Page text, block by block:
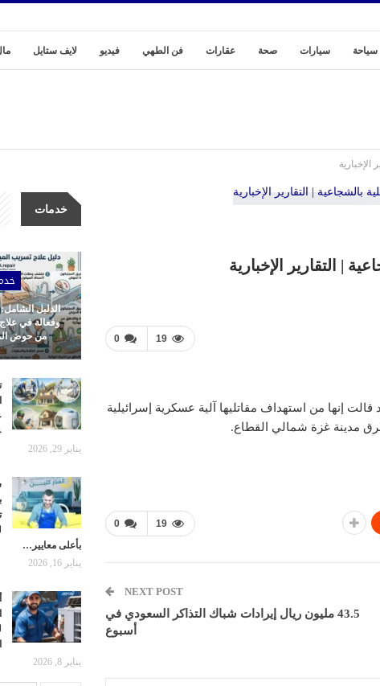
سياحة سيارات صحة عقارات فن الطهي فيديو لايف ستايل
| التقارير الإخبارية
0 19
إنها من استهداف مقاتليها آلية عسكرية إسرائيلية
مدينة غزة شمالي القطاع.
0 19
NEXT POST
43.5 مليون ريال إيرادات شباك التذاكر السعودي في
أسبوع
خدمات
الدليل
وفعالة في
من حوض
يناير 29, 2026
بأعلى معايير…
يناير 16, 2026
يناير 8, 2026